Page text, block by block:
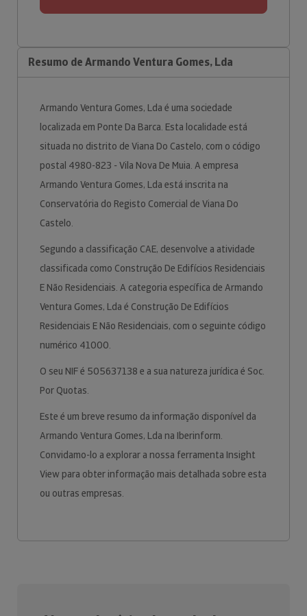
Resumo de Armando Ventura Gomes, Lda
Armando Ventura Gomes, Lda é uma sociedade
localizada em Ponte Da Barca. Esta localidade está
situada no distrito de Viana Do Castelo, com o código
postal 4980-823 - Vila Nova De Muia. A empresa
Armando Ventura Gomes, Lda está inscrita na
Conservatória do Registo Comercial de Viana Do
Castelo.
Segundo a classificação CAE, desenvolve a atividade
classificada como Construção De Edifícios Residenciais
E Não Residenciais. A categoria específica de Armando
Ventura Gomes, Lda é Construção De Edifícios
Residenciais E Não Residenciais, com o seguinte código
numérico 41000.
O seu NIF é 505637138 e a sua natureza jurídica é Soc.
Por Quotas.
Este é um breve resumo da informação disponível da
Armando Ventura Gomes, Lda na Iberinform.
Convidamo-lo a explorar a nossa ferramenta Insight
View para obter informação mais detalhada sobre esta
ou outras empresas.